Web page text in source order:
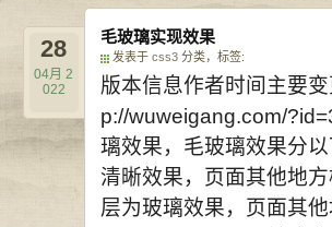
毛玻璃实现效果
发表于 css3 分类，标签:
28
04月 2
022
版本信息作者时间主要
p://wuweigang.com/
璃效果，毛玻璃效果分
清晰效果，页面其他地
层为玻璃效果，页面其